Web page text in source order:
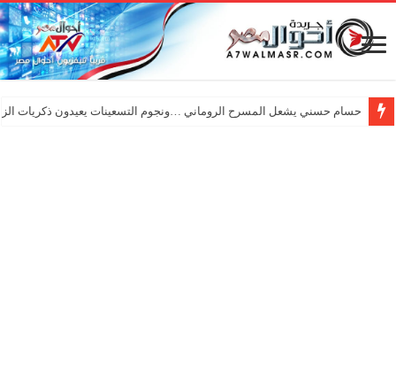
حسام حسني يشعل المسرح الروماني …ونجوم التسعينات يعيدون ذكريات